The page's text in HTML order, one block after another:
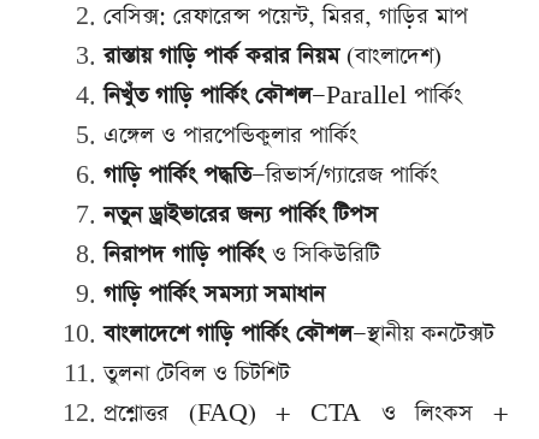
বেসিক্স: রেফারেন্স পয়েন্ট, মিরর, গাড়ির মাপ
রাস্তায় গাড়ি পার্ক করার নিয়ম(বাংলাদেশ)
নিখুঁত গাড়ি পার্কিং কৌশল—Parallel পার্কিং
এঙ্গেল ও পারপেন্ডিকুলার পার্কিং
গাড়ি পার্কিং পদ্ধতি—রিভার্স/গ্যারেজ পার্কিং
নতুন ড্রাইভারের জন্য পার্কিং টিপস
নিরাপদ গাড়ি পার্কিংও সিকিউরিটি
গাড়ি পার্কিং সমস্যা সমাধান
বাংলাদেশে গাড়ি পার্কিং কৌশল—স্থানীয় কনটেক্সট
তুলনা টেবিল ও চিটশিট
প্রশ্নোত্তর (FAQ) + CTA ও লিংকস +